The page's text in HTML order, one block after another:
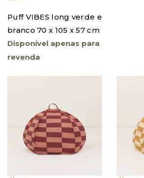
Puff VIBES long verde e
branco 70 x 105 x 57 cm
Disponível apenas para
revenda